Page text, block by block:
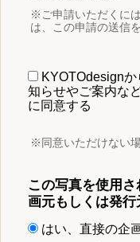
※ご申請いただくに
は、この申請の送信
KYOTOdesign
知らせやご案内な
に同意する
※同意いただけない
この写真を使用
画元もしくは発行
はい、直接の企